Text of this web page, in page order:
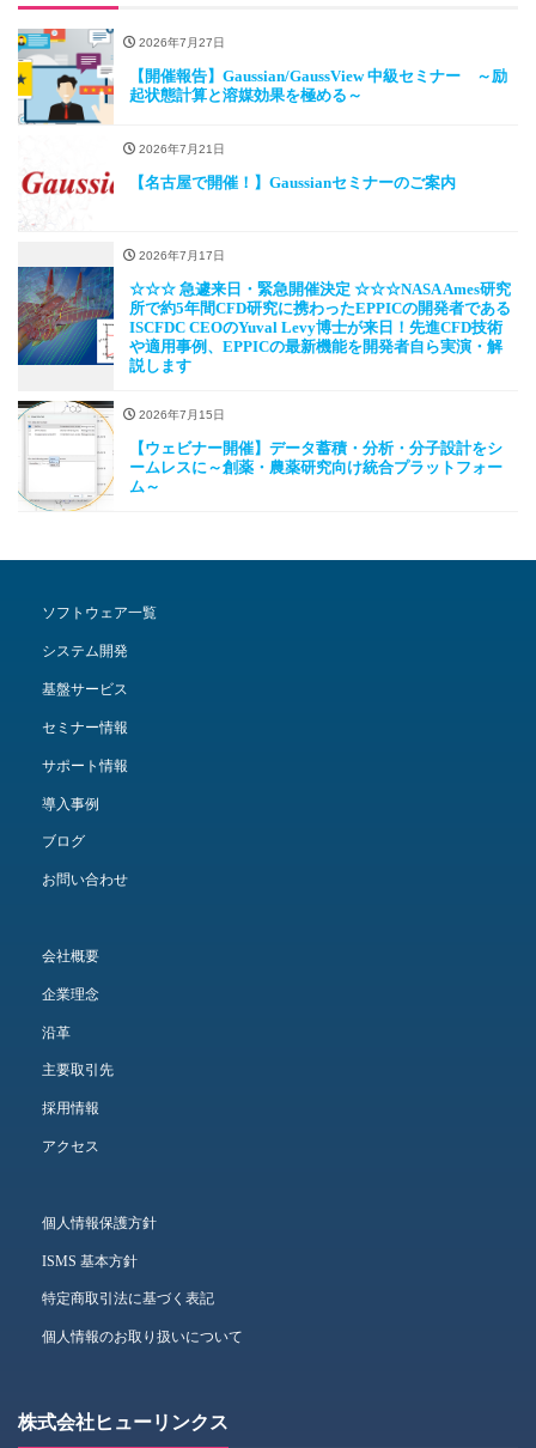
2026年7月27日
【開催報告】Gaussian/GaussView 中級セミナー ～励
起状態計算と溶媒効果を極める～
2026年7月21日
【名古屋で開催！】Gaussianセミナーのご案内
2026年7月17日
☆☆☆ 急遽来日・緊急開催決定 ☆☆☆NASA Ames研究
所で約5年間CFD研究に携わったEPPICの開発者である
ISCFDC CEOのYuval Levy博士が来日！先進CFD技術
や適用事例、EPPICの最新機能を開発者自ら実演・解
説します
2026年7月15日
【ウェビナー開催】データ蓄積・分析・分子設計をシ
ームレスに～創薬・農薬研究向け統合プラットフォー
ム～
ソフトウェア一覧
システム開発
基盤サービス
セミナー情報
サポート情報
導入事例
ブログ
お問い合わせ
会社概要
企業理念
沿革
主要取引先
採用情報
アクセス
個人情報保護方針
ISMS 基本方針
特定商取引法に基づく表記
個人情報のお取り扱いについて
株式会社ヒューリンクス